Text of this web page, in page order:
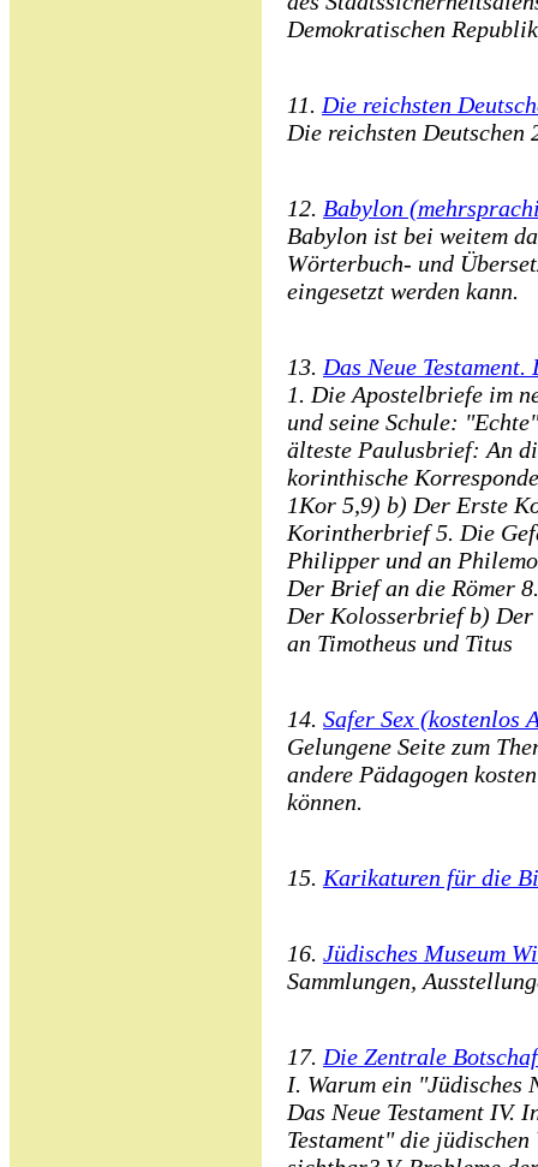
Demokratischen Republik
11. Die reichsten
Die reichsten Deutschen
12. Babylon
Babylon ist bei weitem
Wörterbuch- und
eingesetzt werden kann.
13. Das Neue
1. Die Apostelbriefe im
und seine Schule:
älteste Paulusbrief: An
korinthische
1Kor 5,9) b) Der Erste
Korintherbrief 5. Die
Philipper und an
Der Brief an die Römer
Der Kolosserbrief b)
an Timotheus und Titus
14. Safer Sex (kostenlos
Gelungene Seite zum
andere Pädagogen
können.
15. Karikaturen für die
16. Jüdisches Museum
Sammlungen,
17. Die Zentrale
I. Warum ein "Jüdisches
Das Neue Testament IV.
Testament" die jüdischen